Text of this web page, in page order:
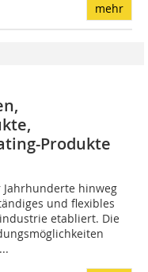
mehr
Produkte
hinweg
und flexibles
etabliert. Die